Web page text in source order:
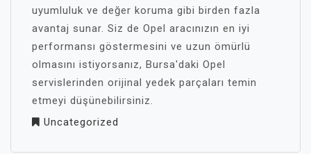
uyumluluk ve değer koruma gibi birden fazla
avantaj sunar. Siz de Opel aracınızın en iyi
performansı göstermesini ve uzun ömürlü
olmasını istiyorsanız, Bursa'daki Opel
servislerinden orijinal yedek parçaları temin
etmeyi düşünebilirsiniz.
Uncategorized